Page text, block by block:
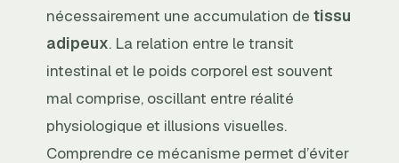
nécessairement une accumulation de tissu
adipeux. La relation entre le transit
intestinal et le poids corporel est souvent
mal comprise, oscillant entre réalité
physiologique et illusions visuelles.
Comprendre ce mécanisme permet d’éviter